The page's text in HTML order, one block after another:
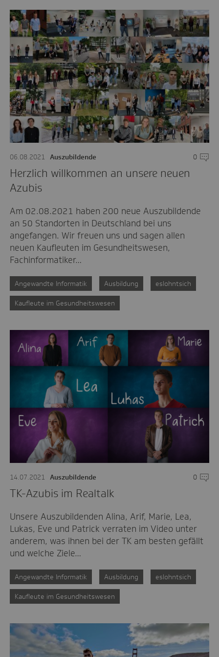
06.08.2021 Auszubildende 0
Herzlich willkommen an unsere neuen
Azubis
Am 02.08.2021 haben 200 neue Auszubildende
an 50 Standorten in Deutschland bei uns
angefangen. Wir freuen uns und sagen allen
neuen Kaufleuten im Gesundheitswesen,
Fachinformatiker…
Angewandte Informatik Ausbildung eslohntsich
Kaufleute im Gesundheitswesen
14.07.2021 Auszubildende 0
TK-Azubis im Realtalk
Unsere Auszubildenden Alina, Arif, Marie, Lea,
Lukas, Eve und Patrick verraten im Video unter
anderem, was ihnen bei der TK am besten gefällt
und welche Ziele…
Angewandte Informatik Ausbildung eslohntsich
Kaufleute im Gesundheitswesen